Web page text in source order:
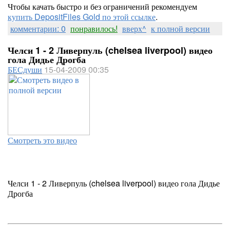
Чтобы качать быстро и без ограничений рекомендуем
купить DepositFiles Gold по этой ссылке.
комментарии: 0 понравилось! вверх^ к полной версии
Челси 1 - 2 Ливерпуль (chelsea liverpool) видео
гола Дидье Дрогба
БЕСдуши 15-04-2009 00:35
Смотреть это видео
Челси 1 - 2 Ливерпуль (chelsea liverpool) видео гола Дидье
Дрогба